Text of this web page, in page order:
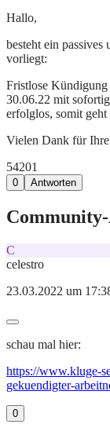
Hallo,
besteht ein
vorliegt:
Fristlose
30.06.22 mit
erfolglos, somit geht
Vielen Dank für
54201
0 Antworten
C
celestro
23.03.2022 um
schau mal hier:
https://www.kluge-
gekuendigter-
0